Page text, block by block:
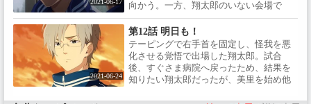
2021-06-17
向かう。一方、翔太郎のいない会場で
は、シロ高が圧倒的な実力を見せつけて
いた。必ず勝つと意気込む部員たちの前
に表れた翔太郎の姿は……。
2021-06-24
第12話 明日も！
テーピングで右手首を固定し、怪我を悪
化させる覚悟で出場した翔太郎。試合
後、すぐさま病院へ戻ったため、結果を
知りたい翔太郎だったが、美里を始め他